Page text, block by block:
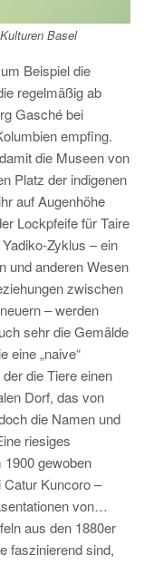
Basel
Beispiel die
regelmäßig ab
Gasché bei
empfing.
die Museen von
Platz der indigenen
auf Augenhöhe
Lockpfeife für Taire
Zyklus – ein
und anderen Wesen
zwischen
– werden
sehr die Gemälde
eine „naive“
die Tiere einen
Dorf, das von
die Namen und
riesiges
gewoben
Kuncoro –
von…
aus den 1880er
faszinierend sind,